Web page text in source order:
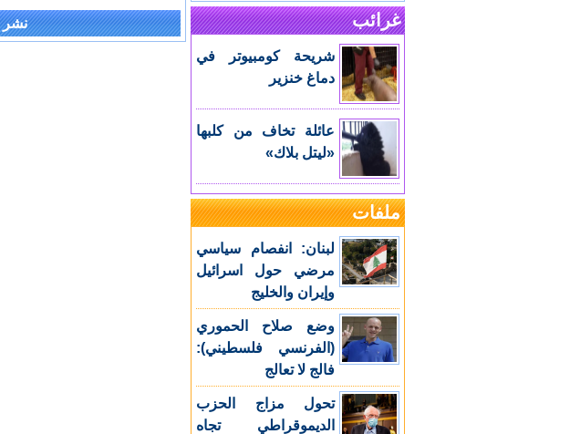
غرائب
شريحة كومبيوتر في
دماغ خنزير
عائلة تخاف من كلبها
«ليتل بلاك»
ملفات
لبنان: انفصام سياسي
مرضي حول اسرائيل
وإيران والخليج
وضع صلاح الحموري
(الفرنسي فلسطيني):
فالج لا تعالج
تحول مزاج الحزب
الديموقراطي تجاه
Alternative: